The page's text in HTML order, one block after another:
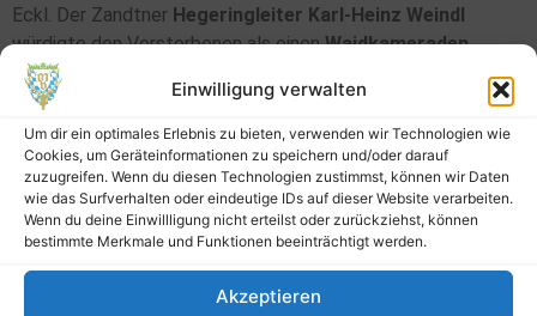
Einwilligung verwalten
Um dir ein optimales Erlebnis zu bieten, verwenden wir Technologien wie
Cookies, um Geräteinformationen zu speichern und/oder darauf
zuzugreifen. Wenn du diesen Technologien zustimmst, können wir Daten
wie das Surfverhalten oder eindeutige IDs auf dieser Website verarbeiten.
Wenn du deine Einwillligung nicht erteilst oder zurückziehst, können
bestimmte Merkmale und Funktionen beeinträchtigt werden.
Akzeptieren
Eckl. Der Zandtner Hegeringleiter Karl-Heinz Weindl
würdigte den Verstorbenen als einenWaidkameraden
bester Prägung
, der mit Leidenschaft über Jahrzehnte die
Jagd ausgeübt habe und30 Jahre Mitpächter des Reviers
Altrandsbergwar. Als passionierter Jäger und guter
Unterhalter sei der Eckl Gang bei Treibjagden im Gebiet
zwischen Miltach und Konzell überall gerne gesehen
gewesen, sagte Weindl, ehe er für die Hegegemeinschaft
Zandt einen Waldstrauß niederlegte. Vier Jagdkameraden
der Hegegemeinschaft (Laumer Sepp, Krieger Helmut,
Meier Stefan, Kermer Alex) hatten zuvor den Sarg zum Grab